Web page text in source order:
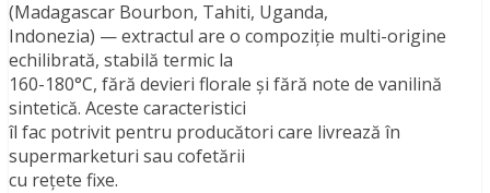
(Madagascar Bourbon, Tahiti, Uganda,
Indonezia) — extractul are o compoziție multi-origine
echilibrată, stabilă termic la
160-180°C, fără devieri florale și fără note de vanilină
sintetică. Aceste caracteristici
îl fac potrivit pentru producători care livrează în
supermarketuri sau cofetării
cu rețete fixe.